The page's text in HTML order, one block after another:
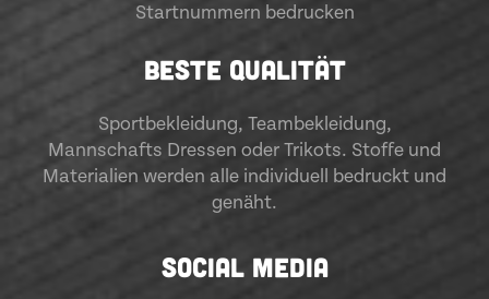
Startnummern bedrucken
BESTE QUALITÄT
Sportbekleidung, Teambekleidung,
Mannschafts Dressen oder Trikots. Stoffe und
Materialien werden alle individuell bedruckt und
genäht.
SOCIAL MEDIA